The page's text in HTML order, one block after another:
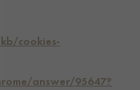
cookies-
answer/95647?